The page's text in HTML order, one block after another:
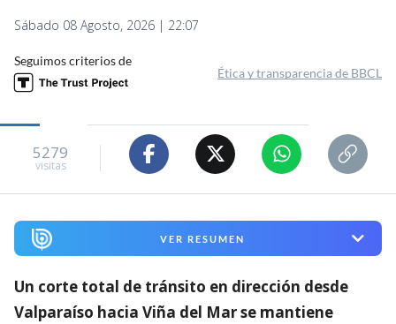
Sábado 08 Agosto, 2026 | 22:07
Seguimos criterios de
Ética y transparencia de BBCL
5279
visitas
VER RESUMEN
Un corte total de tránsito en dirección desde
Valparaíso hacia Viña del Mar se mantiene